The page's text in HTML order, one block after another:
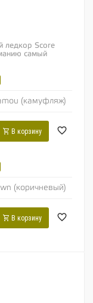
ледкор Score
самый
(камуфляж)
В корзину
(коричневый)
В корзину